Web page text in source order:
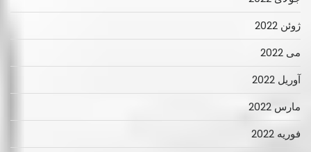
ژوئن 2022
می 2022
آوریل 2022
مارس 2022
فوریه 2022